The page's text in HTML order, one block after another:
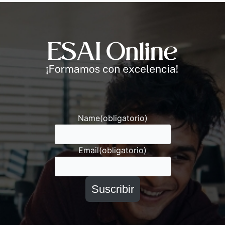
Name(obligatorio)
Email(obligatorio)
Suscribir